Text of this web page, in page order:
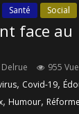
Santé Social
face au
955
, Covid-19,
, Humour,